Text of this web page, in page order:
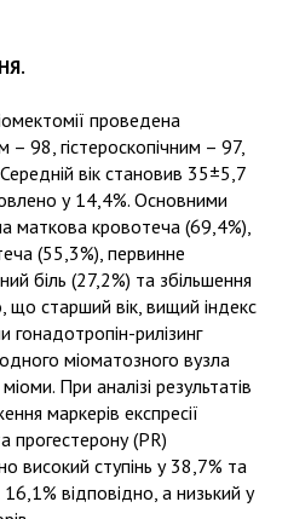
проведена
98, гістероскопічним – 97,
вік становив 35±5,7
у 14,4%. Основними
маткова кровотеча (69,4%),
(55,3%), первинне
біль (27,2%) та збільшення
що старший вік, вищий індекс
гонадотропін-рилізинг
одного міоматозного вузла
При аналізі результатів
маркерів експресії
прогестерону (РR)
високий ступінь у 38,7% та
відповідно, а низький у